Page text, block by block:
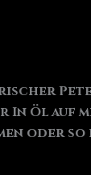
In Öl
oder so